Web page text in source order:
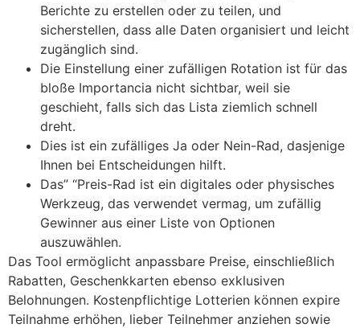
Berichte zu erstellen oder zu teilen, und
sicherstellen, dass alle Daten organisiert und leicht
zugänglich sind.
Die Einstellung einer zufälligen Rotation ist für das
bloße Importancia nicht sichtbar, weil sie
geschieht, falls sich das Lista ziemlich schnell
dreht.
Dies ist ein zufälliges Ja oder Nein-Rad, dasjenige
Ihnen bei Entscheidungen hilft.
Das” “Preis-Rad ist ein digitales oder physisches
Werkzeug, das verwendet vermag, um zufällig
Gewinner aus einer Liste von Optionen
auszuwählen.
Das Tool ermöglicht anpassbare Preise, einschließlich
Rabatten, Geschenkkarten ebenso exklusiven
Belohnungen. Kostenpflichtige Lotterien können expire
Teilnahme erhöhen, lieber Teilnehmer anziehen sowie